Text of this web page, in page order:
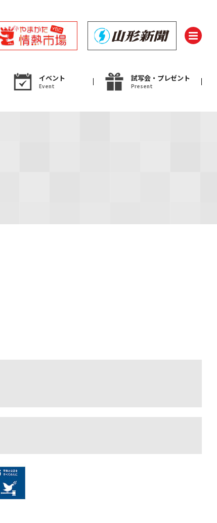
イベント
Event
試写会・プレゼント
Present